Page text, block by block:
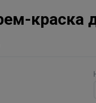
краска